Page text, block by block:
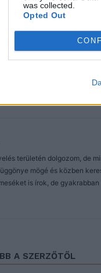
was collected.
Opted Out
területén dolgozom, de
mögé és közben
is írok, de
A SZERZŐTŐL